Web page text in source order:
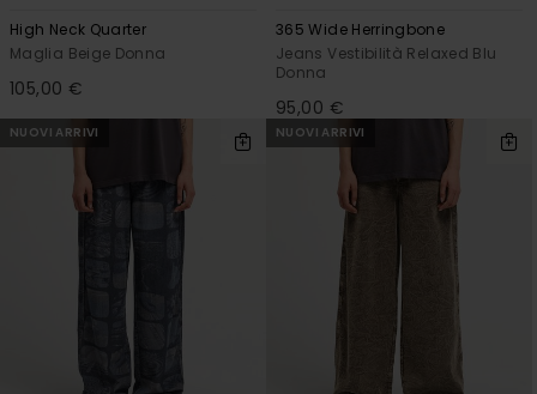
High Neck Quarter
Maglia Beige Donna
105,00 €
365 Wide Herringbone
Jeans Vestibilità Relaxed Blu
Donna
95,00 €
NUOVI ARRIVI NUOVI ARRIVI